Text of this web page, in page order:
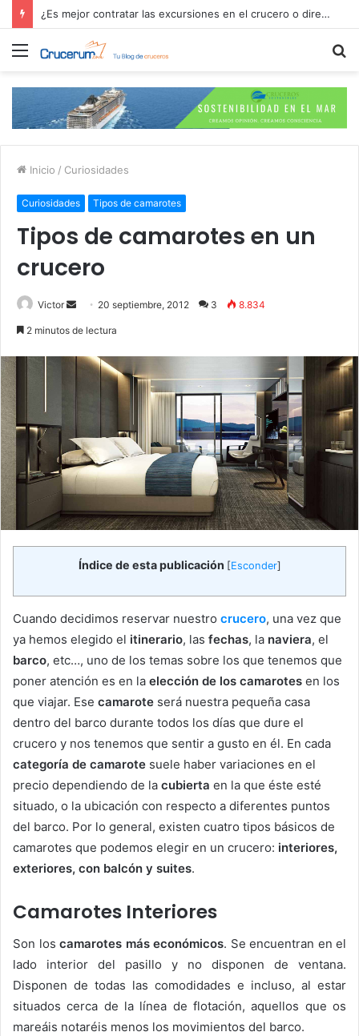
¿Es mejor contratar las excursiones en el crucero o directamente en el puerto?
Menú
Inicio / Curiosidades
Curiosidades Tipos de camarotes
Tipos de camarotes en un
crucero
Victor
Send 20 septiembre, 2012 3 8.834
2 minutos de lectura
Índice de esta publicación [Esconder]
Cuando decidimos reservar nuestro crucero, una vez que
ya hemos elegido el itinerario, las fechas, la naviera, el
barco, etc…, uno de los temas sobre los que tenemos que
poner atención es en la elección de los camarotes en los
que viajar. Ese camarote será nuestra pequeña casa
dentro del barco durante todos los días que dure el
crucero y nos tenemos que sentir a gusto en él. En cada
categoría de camarote suele haber variaciones en el
precio dependiendo de la cubierta en la que éste esté
situado, o la ubicación con respecto a diferentes puntos
del barco. Por lo general, existen cuatro tipos básicos de
camarotes que podemos elegir en un crucero: interiores,
exteriores, con balcón y suites.
Camarotes Interiores
Son los camarotes más económicos. Se encuentran en el
lado interior del pasillo y no disponen de ventana.
Disponen de todas las comodidades e incluso, al estar
situados cerca de la línea de flotación, aquellos que os
mareáis notaréis menos los movimientos del barco.